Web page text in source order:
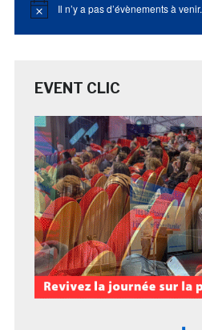
Notice Il n’y a pas d’évènements à venir.
EVENT CLIC